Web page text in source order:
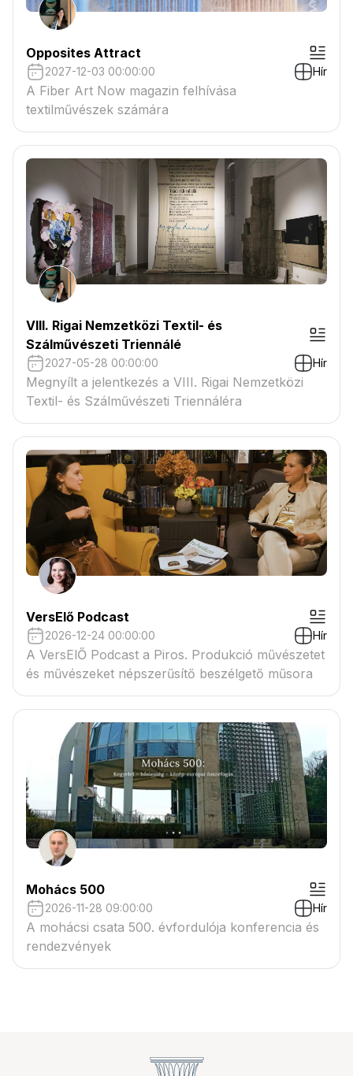
Opposites Attract
2027-12-03 00:00:00 Hír
A Fiber Art Now magazin felhívása
textilművészek számára
VIII. Rigai Nemzetközi Textil- és
Szálművészeti Triennálé
2027-05-28 00:00:00 Hír
Megnyílt a jelentkezés a VIII. Rigai Nemzetközi
Textil- és Szálművészeti Triennáléra
VersElő Podcast
2026-12-24 00:00:00 Hír
A VersElŐ Podcast a Piros. Produkció művészetet
és művészeket népszerűsítő beszélgető műsora
Mohács 500
2026-11-28 09:00:00 Hír
A mohácsi csata 500. évfordulója konferencia és
rendezvények